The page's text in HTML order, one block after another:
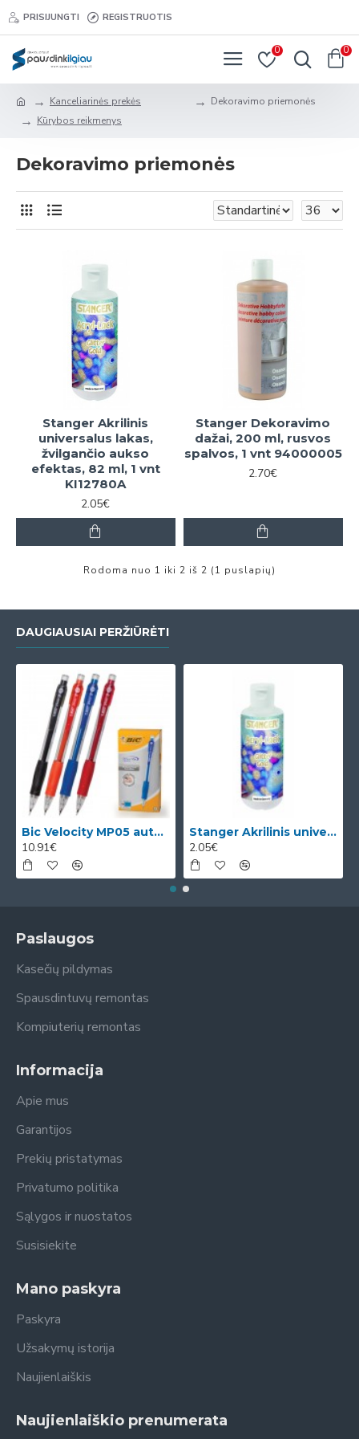
PRISIJUNGTI REGISTRUOTIS
0 0
Kanceliarinės prekės
Kūrybos reikmenys
Dekoravimo priemonės
Dekoravimo priemonės
Stanger Akrilinis
universalus lakas,
žvilgančio aukso
efektas, 82 ml, 1 vnt
KI12780A
2.05€
Stanger Dekoravimo
dažai, 200 ml, rusvos
spalvos, 1 vnt 94000005
2.70€
Rodoma nuo 1 iki 2 iš 2 (1 puslapių)
DAUGIAUSIAI PERŽIŪRĖTI
Bic Velocity MP05 automatinis pieštukas su 3 x 0.5mm HB grafitais (dėžutėje 12vnt. skirtingomis korp
10.91€
Stanger Akrilinis universalus lakas, žvilgančio aukso efektas, 82 ml, 1 vnt KI12780A
2.05€
Paslaugos
Kasečių pildymas
Spausdintuvų remontas
Kompiuterių remontas
Informacija
Apie mus
Garantijos
Prekių pristatymas
Privatumo politika
Sąlygos ir nuostatos
Susisiekite
Mano paskyra
Paskyra
Užsakymų istorija
Naujienlaiškis
Naujienlaiškio prenumerata